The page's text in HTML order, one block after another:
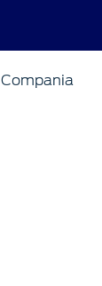
Compania